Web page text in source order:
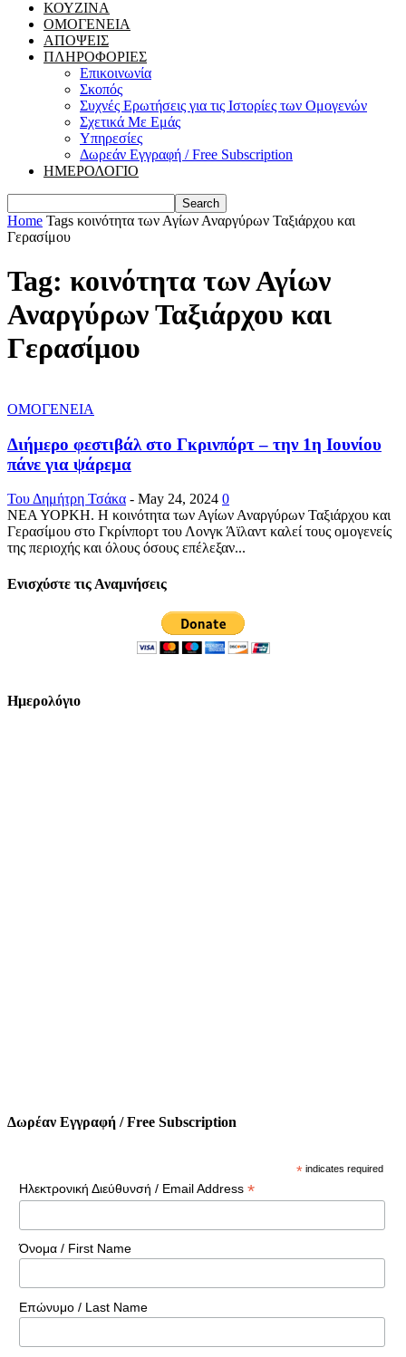
ΚΟΥΖΙΝΑ
ΟΜΟΓΕΝΕΙΑ
ΑΠΟΨΕΙΣ
ΠΛΗΡΟΦΟΡΙΕΣ
Επικοινωνία
Σκοπός
Συχνές Ερωτήσεις για τις Ιστορίες των Ομογενών
Σχετικά Με Εμάς
Υπηρεσίες
Δωρεάν Εγγραφή / Free Subscription
ΗΜΕΡΟΛΟΓΙΟ
Home Tags κοινότητα των Αγίων Αναργύρων Ταξιάρχου και
Γερασίμου
Tag: κοινότητα των Αγίων
Αναργύρων Ταξιάρχου και
Γερασίμου
ΟΜΟΓΕΝΕΙΑ
Διήμερο φεστιβάλ στο Γκρινπόρτ – την 1η Ιουνίου
πάνε για ψάρεμα
Του Δημήτρη Τσάκα - May 24, 2024 0
ΝΕΑ ΥΟΡΚΗ. Η κοινότητα των Αγίων Αναργύρων Ταξιάρχου και
Γερασίμου στο Γκρίνπορτ του Λονγκ Άϊλαντ καλεί τους ομογενείς
της περιοχής και όλους όσους επέλεξαν...
Ενισχύστε τις Αναμνήσεις
Ημερολόγιο
Δωρέαν Εγγραφή / Free Subscription
* indicates required
Ηλεκτρονική Διεύθυνσή / Email Address *
Όνομα / First Name
Επώνυμο / Last Name